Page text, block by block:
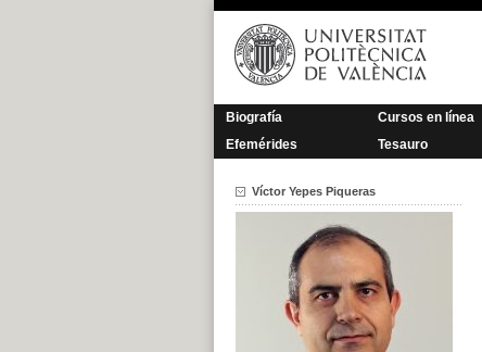
Saltar
contenido
Biografía Cursos en línea
Efemérides
Tesauro
Víctor Yepes Piqueras